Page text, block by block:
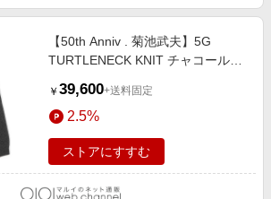
【50th Anniv . 菊池武夫】5G
TURTLENECK KNIT チャコールグ
￥ 39,600+送料固定
2.5%
ストアにすすむ